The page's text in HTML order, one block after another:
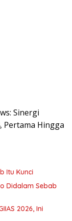
Sinergi
Pertama Hingga
Itu Kunci
Didalam Sebab
2026, Ini